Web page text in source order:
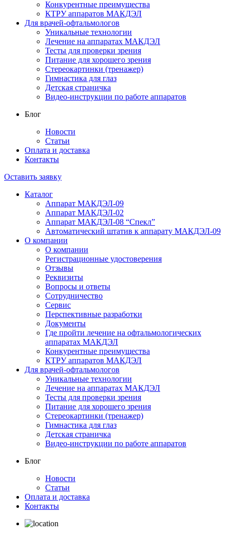
Конкурентные преимущества
КТРУ аппаратов МАКДЭЛ
Для врачей-офтальмологов
Уникальные технологии
Лечение на аппаратах МАКДЭЛ
Тесты для проверки зрения
Питание для хорошего зрения
Стереокартинки (тренажер)
Гимнастика для глаз
Детская страничка
Видео-инструкции по работе аппаратов
Блог
Новости
Статьи
Оплата и доставка
Контакты
Оставить заявку
Каталог
Аппарат МАКДЭЛ-09
Аппарат МАКДЭЛ-02
Аппарат МАКДЭЛ-08 “Спекл”
Автоматический штатив к аппарату МАКДЭЛ-09
О компании
О компании
Регистрационные удостоверения
Отзывы
Реквизиты
Вопросы и ответы
Сотрудничество
Сервис
Перспективные разработки
Документы
Где пройти лечение на офтальмологических
аппаратах МАКДЭЛ
Конкурентные преимущества
КТРУ аппаратов МАКДЭЛ
Для врачей-офтальмологов
Уникальные технологии
Лечение на аппаратах МАКДЭЛ
Тесты для проверки зрения
Питание для хорошего зрения
Стереокартинки (тренажер)
Гимнастика для глаз
Детская страничка
Видео-инструкции по работе аппаратов
Блог
Новости
Статьи
Оплата и доставка
Контакты